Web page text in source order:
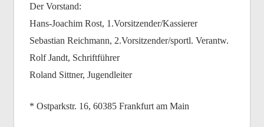
Der Vorstand:
Hans-Joachim Rost, 1.Vorsitzender/Kassierer
Sebastian Reichmann, 2.Vorsitzender/sportl. Verantw.
Rolf Jandt, Schriftführer
Roland Sittner, Jugendleiter
* Ostparkstr. 16, 60385 Frankfurt am Main